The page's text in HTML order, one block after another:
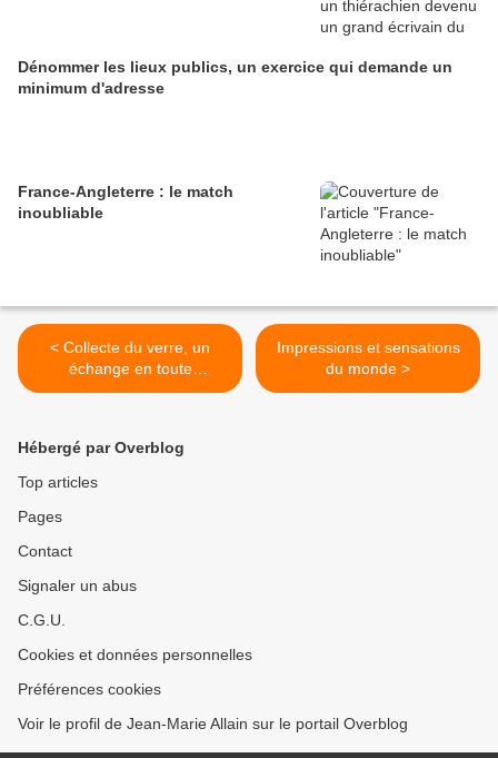
Dénommer les lieux publics, un exercice qui demande un
minimum d'adresse
France-Angleterre : le match
inoubliable
< Collecte du verre, un
échange en toute
transparence
Impressions et sensations
du monde >
Hébergé par Overblog
Top articles
Pages
Contact
Signaler un abus
C.G.U.
Cookies et données personnelles
Préférences cookies
Voir le profil de Jean-Marie Allain sur le portail Overblog